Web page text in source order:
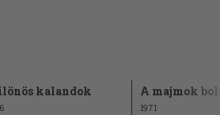
kalandok A majmok
1971